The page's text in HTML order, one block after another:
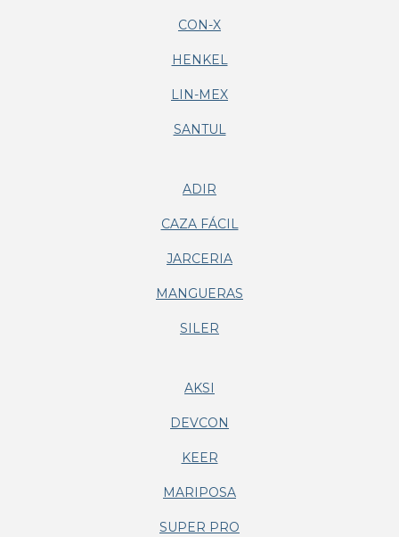
CON-X
HENKEL
LIN-MEX
SANTUL
ADIR
CAZA FÁCIL
JARCERIA
MANGUERAS
SILER
AKSI
DEVCON
KEER
MARIPOSA
SUPER PRO